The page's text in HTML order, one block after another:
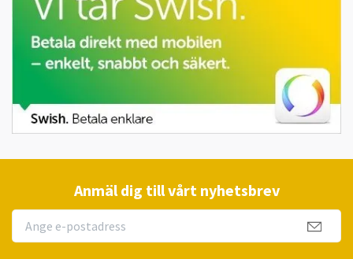
Anmäl dig till vårt nyhetsbrev